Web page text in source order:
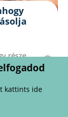
része
hat
kattints ide